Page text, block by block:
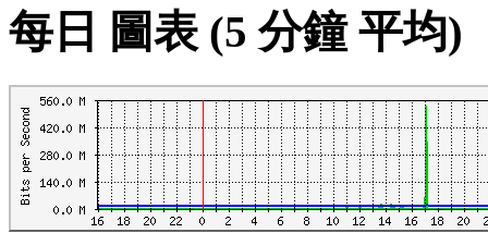
每日 圖表 (5 分鐘 平均)